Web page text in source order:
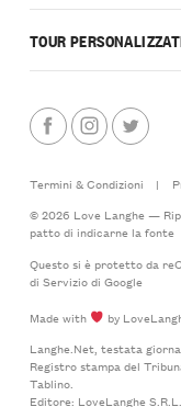
TOUR
Termini & Condizioni |
© 2026 Love Langhe —
patto di indicarne la fonte
Questo si è protetto da
di Serviziodi Google
Made with
by
Langhe.Net, testata
Registro stampa del
Tablino.
Editore: LoveLanghe S.R.L.